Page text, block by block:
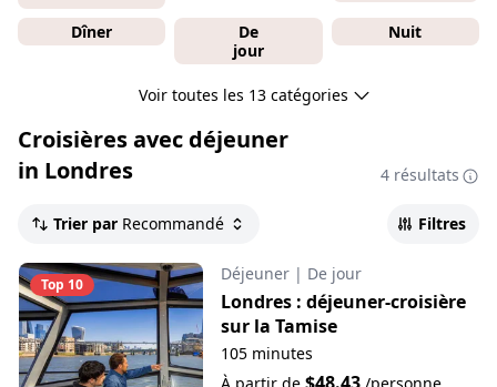
Dîner
De
jour
Nuit
Voir toutes les 13 catégories
Croisières avec déjeuner
in Londres
4 résultats
Trier par Recommandé Filtres
Top 10
Déjeuner | De jour
Londres : déjeuner-croisière
sur la Tamise
105 minutes